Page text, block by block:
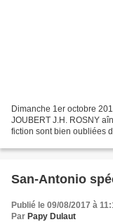
Dimanche 1er octobre
JOUBERT J.H. ROSNY
fiction sont bien oubliées
San-Antonio
Publié le 09/08/2017 à
Par Papy Dulaut